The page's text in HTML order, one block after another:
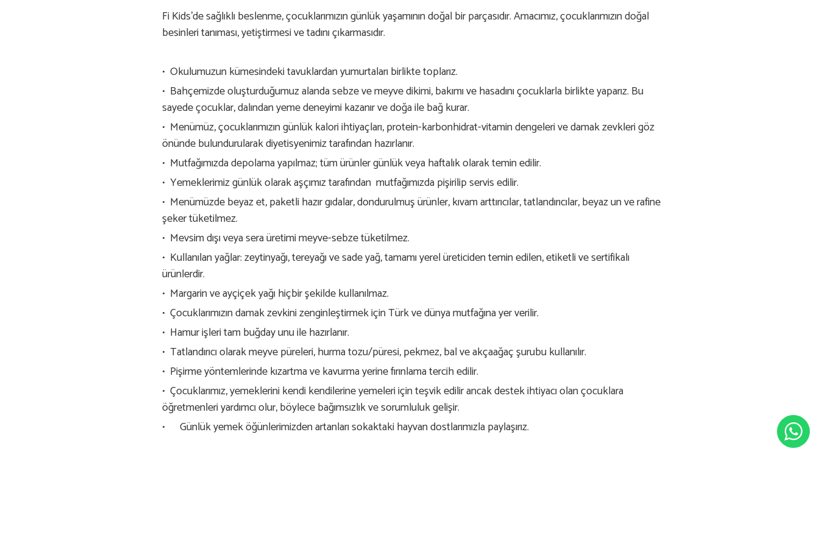
Fi Kids’de sağlıklı beslenme, çocuklarımızın günlük yaşamının doğal bir parçasıdır. Amacımız, çocuklarımızın doğal
besinleri tanıması, yetiştirmesi ve tadını çıkarmasıdır.
•⁠ ⁠Okulumuzun kümesindeki tavuklardan yumurtaları birlikte toplarız.
•⁠ ⁠Bahçemizde oluşturduğumuz alanda sebze ve meyve dikimi, bakımı ve hasadını çocuklarla birlikte yaparız. Bu
sayede çocuklar, dalından yeme deneyimi kazanır ve doğa ile bağ kurar.
•⁠ ⁠Menümüz, çocuklarımızın günlük kalori ihtiyaçları, protein-karbonhidrat-vitamin dengeleri ve damak zevkleri göz
önünde bulundurularak diyetisyenimiz tarafından hazırlanır.
•⁠ ⁠Mutfağımızda depolama yapılmaz; tüm ürünler günlük veya haftalık olarak temin edilir.
•⁠ ⁠Yemeklerimiz günlük olarak aşçımız tarafından mutfağımızda pişirilip servis edilir.
•⁠ ⁠Menümüzde beyaz et, paketli hazır gıdalar, dondurulmuş ürünler, kıvam arttırıcılar, tatlandırıcılar, beyaz un ve rafine
şeker tüketilmez.
•⁠ ⁠Mevsim dışı veya sera üretimi meyve-sebze tüketilmez.
•⁠ ⁠Kullanılan yağlar: zeytinyağı, tereyağı ve sade yağ, tamamı yerel üreticiden temin edilen, etiketli ve sertifikalı
ürünlerdir.
•⁠ ⁠Margarin ve ayçiçek yağı hiçbir şekilde kullanılmaz.
•⁠ ⁠Çocuklarımızın damak zevkini zenginleştirmek için Türk ve dünya mutfağına yer verilir.
•⁠ ⁠Hamur işleri tam buğday unu ile hazırlanır.
•⁠ ⁠Tatlandırıcı olarak meyve püreleri, hurma tozu/püresi, pekmez, bal ve akçaağaç şurubu kullanılır.
•⁠ ⁠Pişirme yöntemlerinde kızartma ve kavurma yerine fırınlama tercih edilir.
•⁠ ⁠Çocuklarımız, yemeklerini kendi kendilerine yemeleri için teşvik edilir ancak destek ihtiyacı olan çocuklara
öğretmenleri yardımcı olur, böylece bağımsızlık ve sorumluluk gelişir.
• Günlük yemek öğünlerimizden artanları sokaktaki hayvan dostlarımızla paylaşırız.